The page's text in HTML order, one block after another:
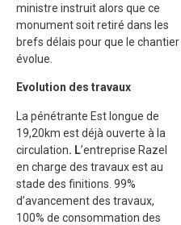
ministre instruit alors que ce
monument soit retiré dans les
brefs délais pour que le chantier
évolue.
Evolution des travaux
La pénétrante Est longue de
19,20km est déjà ouverte à la
circulation. L’entreprise Razel
en charge des travaux est au
stade des finitions. 99%
d’avancement des travaux,
100% de consommation des